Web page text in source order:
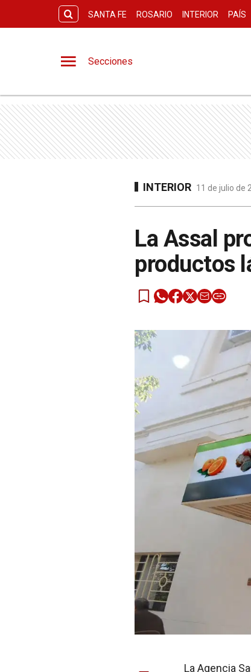
SANTA FE ROSARIO INTERIOR PAÍS
Secciones
INTERIOR 11 de julio de
La Assal
productos
La Agencia